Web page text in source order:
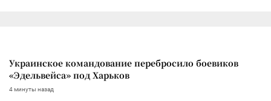
Украинское командование перебросило боевиков
«Эдельвейса» под Харьков
4 минуты назад